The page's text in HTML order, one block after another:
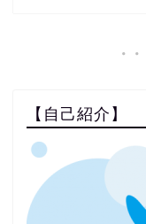
【自己紹介】